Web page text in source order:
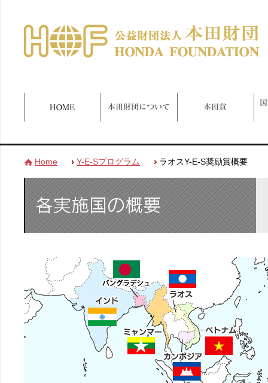
Home Y-E-Sプログラム ラオスY-E-S奨励賞概要